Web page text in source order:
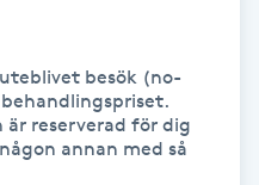
besök (no-
reserverad för dig
annan med så